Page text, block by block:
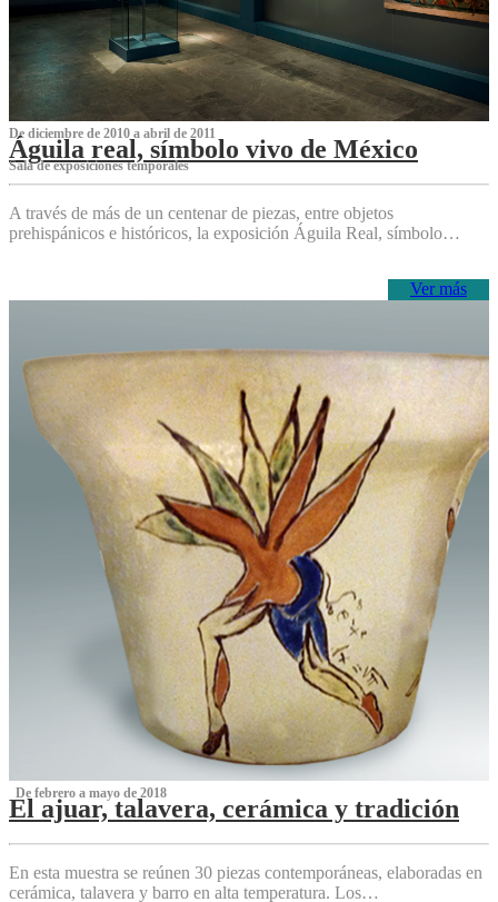
De diciembre de 2010 a abril de 2011
Águila real, símbolo vivo de México
Sala de exposiciones temporales
A través de más de un centenar de piezas, entre objetos
prehispánicos e históricos, la exposición Águila Real, símbolo…
Ver más
‌ De febrero a mayo de 2018
El ajuar, talavera, cerámica y tradición
‌
En esta muestra se reúnen 30 piezas contemporáneas, elaboradas en
cerámica, talavera y barro en alta temperatura. Los…